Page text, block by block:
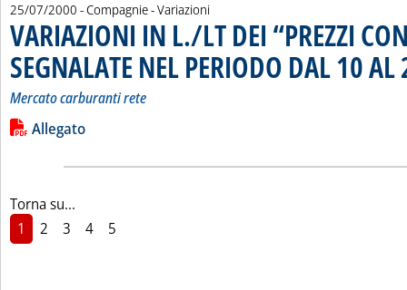
25/07/2000 - Compagnie - Variazioni
VARIAZIONI IN L./LT DEI “PREZZI
SEGNALATE NEL PERIODO DAL 10
Mercato carburanti rete
Leggi tutta la notizia: 'VARIAZIONI IN L./LT DEI “PREZZI
Lista allegati PDF alla notizia
Allegato
Torna su...
1
2 3 4 5